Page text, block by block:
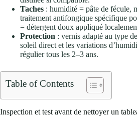
Taches : humidité = pâte de fécule,
traitement antifongique spécifique
= détergent doux appliqué
Protection : vernis adapté au type
soleil direct et les variations
régulier tous les 2–3 ans.
Table of Contents
Inspection et test avant de nettoyer un